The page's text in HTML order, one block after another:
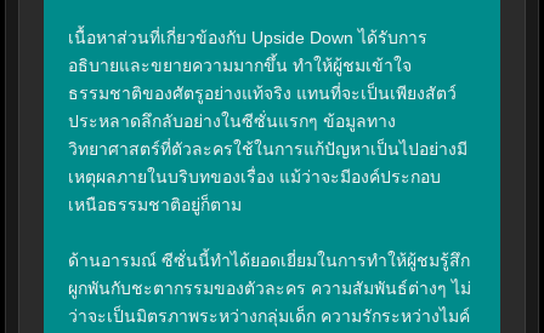
เนื้อหาส่วนที่เกี่ยวข้องกับ Upside Down ได้รับการ
อธิบายและขยายความมากขึ้น ทำให้ผู้ชมเข้าใจ
ธรรมชาติของศัตรูอย่างแท้จริง แทนที่จะเป็นเพียงสัตว์
ประหลาดลึกลับอย่างในซีซั่นแรกๆ ข้อมูลทาง
วิทยาศาสตร์ที่ตัวละครใช้ในการแก้ปัญหาเป็นไปอย่างมี
เหตุผลภายในบริบทของเรื่อง แม้ว่าจะมีองค์ประกอบ
เหนือธรรมชาติอยู่ก็ตาม
ด้านอารมณ์ ซีซั่นนี้ทำได้ยอดเยี่ยมในการทำให้ผู้ชมรู้สึก
ผูกพันกับชะตากรรมของตัวละคร ความสัมพันธ์ต่างๆ ไม่
ว่าจะเป็นมิตรภาพระหว่างกลุ่มเด็ก ความรักระหว่างไมค์